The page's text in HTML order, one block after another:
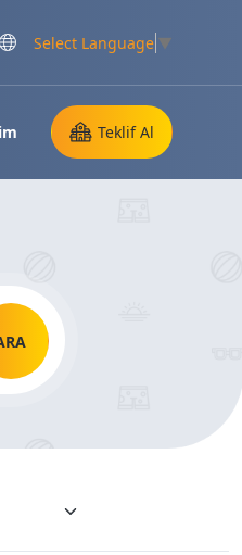
Select Language ▼
Teklif Al